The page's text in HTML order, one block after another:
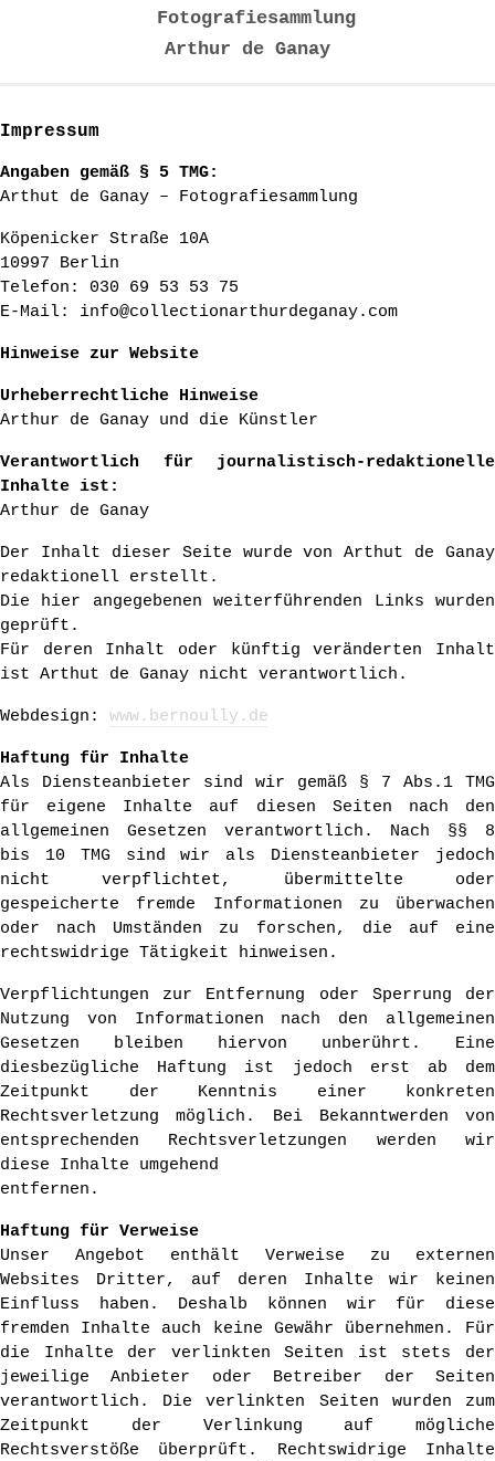
Fotografiesammlung
Arthur de Ganay
Impressum
Angaben gemäß § 5 TMG:
Arthut de Ganay – Fotografiesammlung
Köpenicker Straße 10A
10997 Berlin
Telefon: 030 69 53 53 75
E-Mail: info@collectionarthurdeganay.com
Hinweise zur Website
Urheberrechtliche Hinweise
Arthur de Ganay und die Künstler
Verantwortlich für journalistisch-redaktionelle
Inhalte ist:
Arthur de Ganay
Der Inhalt dieser Seite wurde von Arthut de Ganay
redaktionell erstellt.
Die hier angegebenen weiterführenden Links wurden
geprüft.
Für deren Inhalt oder künftig veränderten Inhalt
ist Arthut de Ganay nicht verantwortlich.
Webdesign: www.bernoully.de
Haftung für Inhalte
Als Diensteanbieter sind wir gemäß § 7 Abs.1 TMG
für eigene Inhalte auf diesen Seiten nach den
allgemeinen Gesetzen verantwortlich. Nach §§ 8
bis 10 TMG sind wir als Diensteanbieter jedoch
nicht verpflichtet, übermittelte oder
gespeicherte fremde Informationen zu überwachen
oder nach Umständen zu forschen, die auf eine
rechtswidrige Tätigkeit hinweisen.
Verpflichtungen zur Entfernung oder Sperrung der
Nutzung von Informationen nach den allgemeinen
Gesetzen bleiben hiervon unberührt. Eine
diesbezügliche Haftung ist jedoch erst ab dem
Zeitpunkt der Kenntnis einer konkreten
Rechtsverletzung möglich. Bei Bekanntwerden von
entsprechenden Rechtsverletzungen werden wir
diese Inhalte umgehend
entfernen.
Haftung für Verweise
Unser Angebot enthält Verweise zu externen
Websites Dritter, auf deren Inhalte wir keinen
Einfluss haben. Deshalb können wir für diese
fremden Inhalte auch keine Gewähr übernehmen. Für
die Inhalte der verlinkten Seiten ist stets der
jeweilige Anbieter oder Betreiber der Seiten
verantwortlich. Die verlinkten Seiten wurden zum
Zeitpunkt der Verlinkung auf mögliche
Rechtsverstöße überprüft. Rechtswidrige Inhalte